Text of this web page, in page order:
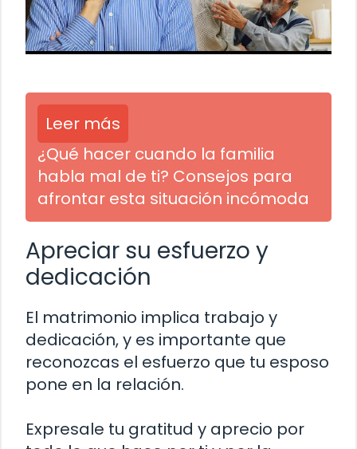
Leer más
¿Qué hacer cuando la familia
habla mal de ti? Consejos para
afrontar esta situación incómoda
Apreciar su esfuerzo y
dedicación
El matrimonio implica trabajo y
dedicación, y es importante que
reconozcas el esfuerzo que tu esposo
pone en la relación.
Expresale tu gratitud y aprecio por